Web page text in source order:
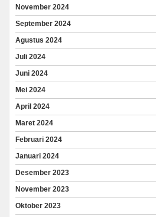
November 2024
September 2024
Agustus 2024
Juli 2024
Juni 2024
Mei 2024
April 2024
Maret 2024
Februari 2024
Januari 2024
Desember 2023
November 2023
Oktober 2023